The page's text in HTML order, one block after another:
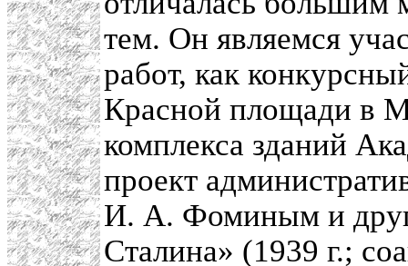
тем. Он являемся
работ, как
Красной площади в
комплекса зданий
проект
И. А. Фоминым и
Сталина» (1939 г.;